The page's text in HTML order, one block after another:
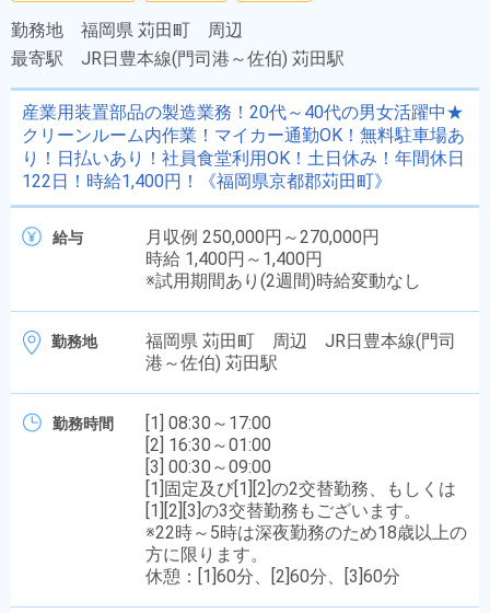
勤務地 福岡県 苅田町 周辺
最寄駅 JR日豊本線(門司港～佐伯) 苅田駅
産業用装置部品の製造業務！20代～40代の男女活躍中★
クリーンルーム内作業！マイカー通勤OK！無料駐車場あ
り！日払いあり！社員食堂利用OK！土日休み！年間休日
122日！時給1,400円！《福岡県京都郡苅田町》
給与
月収例 250,000円～270,000円
時給 1,400円～1,400円
※試用期間あり(2週間)時給変動なし
勤務地
福岡県 苅田町 周辺 JR日豊本線(門司
港～佐伯) 苅田駅
勤務時間
[1] 08:30～17:00
[2] 16:30～01:00
[3] 00:30～09:00
[1]固定及び[1][2]の2交替勤務、もしくは
[1][2][3]の3交替勤務もございます。
※22時～5時は深夜勤務のため18歳以上の
方に限ります。
休憩：[1]60分、[2]60分、[3]60分